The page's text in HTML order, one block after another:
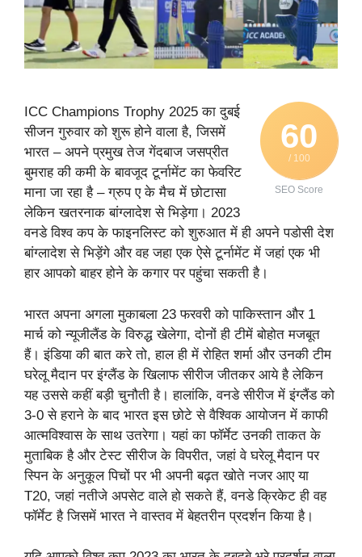
60
/ 100
SEO Score
ICC Champions Trophy 2025 का दुबई
सीजन गुरुवार को शुरू होने वाला है, जिसमें
भारत – अपने प्रमुख तेज गेंदबाज जसप्रीत
बुमराह की कमी के बावजूद टूर्नामेंट का फेवरिट
माना जा रहा है – ग्रुप ए के मैच में छोटासा
लेकिन खतरनाक बांग्लादेश से भिड़ेगा। 2023
वनडे विश्व कप के फाइनलिस्ट को शुरुआत में ही अपने पडोसी देश
बांग्लादेश से भिड़ेंगे और वह जहा एक ऐसे टूर्नामेंट में जहां एक भी
हार आपको बाहर होने के कगार पर पहुंचा सकती है।
भारत अपना अगला मुकाबला 23 फरवरी को पाकिस्तान और 1
मार्च को न्यूजीलैंड के विरुद्ध खेलेगा, दोनों ही टीमें बोहोत मजबूत
हैं। इंडिया की बात करे तो, हाल ही में रोहित शर्मा और उनकी टीम
घरेलू मैदान पर इंग्लैंड के खिलाफ सीरीज जीतकर आये है लेकिन
यह उससे कहीं बड़ी चुनौती है। हालांकि, वनडे सीरीज में इंग्लैंड को
3-0 से हराने के बाद भारत इस छोटे से वैश्विक आयोजन में काफी
आत्मविश्वास के साथ उतरेगा। यहां का फॉर्मेट उनकी ताकत के
मुताबिक है और टेस्ट सीरीज के विपरीत, जहां वे घरेलू मैदान पर
स्पिन के अनुकूल पिचों पर भी अपनी बढ़त खोते नजर आए या
T20, जहां नतीजे अपसेट वाले हो सकते हैं, वनडे क्रिकेट ही वह
फॉर्मेट है जिसमें भारत ने वास्तव में बेहतरीन प्रदर्शन किया है।